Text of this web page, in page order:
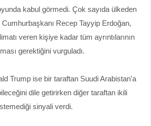
kabul görmedi. Çok sayıda ülkeden
Recep Tayyip Erdoğan,
veren kişiye kadar tüm ayrıntılarının
gerektiğini vurguladı.
Trump ise bir taraftan Suudi Arabistan'a
dile getirirken diğer taraftan ikili
sinyali verdi.